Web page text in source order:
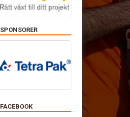
SPONSORER
FACEBOOK